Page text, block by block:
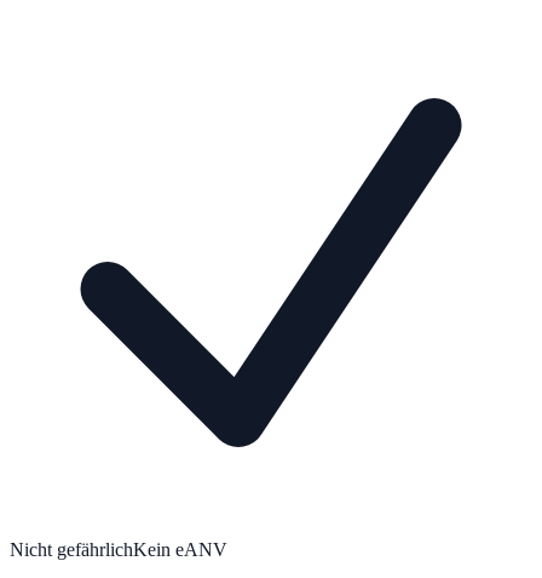
Nicht gefährlichKein eANV